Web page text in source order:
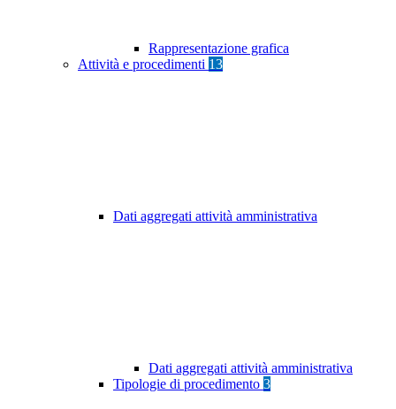
Rappresentazione grafica
Attività e procedimenti 13
Dati aggregati attività amministrativa
Dati aggregati attività amministrativa
Tipologie di procedimento 3